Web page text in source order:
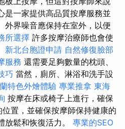
是一家提供高品質按摩服務並
外界噪音應保持在室外，以便
所選擇 許多按摩治療師也會使
新北台胞證申請 自然修復臉部
服務 還需要足夠數量的枕頭、
巧 當然，廁所、淋浴和洗手設
特色外燴體驗 專業推拿 東海
按摩在床或椅子上進行，確保
置，並確保按摩師保持健康的
放鬆和恢復活力。 專業的SEO